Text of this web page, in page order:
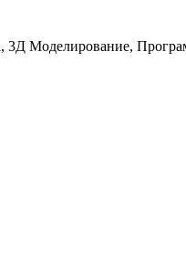
Моделирование,